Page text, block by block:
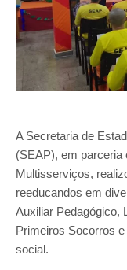
A Secretaria de
(SEAP), em parceria
Multisserviços,
reeducandos em
Auxiliar Pedagógico,
Primeiros Socorros
social.